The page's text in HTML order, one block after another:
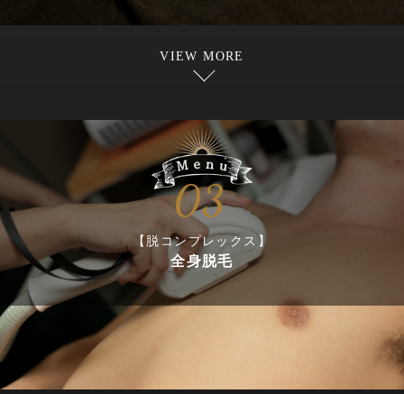
VIEW MORE
03
【脱コンプレックス】
全身脱毛